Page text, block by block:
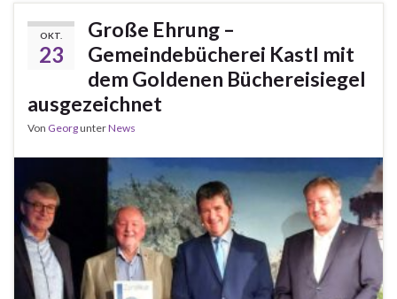
OKT.
23
Große Ehrung –
Gemeindebücherei Kastl mit
dem Goldenen Büchereisiegel
ausgezeichnet
Von GeorgunterNews